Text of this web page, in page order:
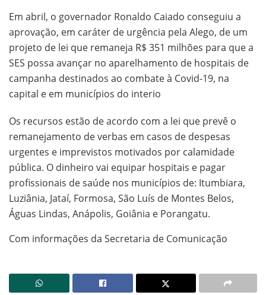
Em abril, o governador Ronaldo Caiado conseguiu a
aprovação, em caráter de urgência pela Alego, de um
projeto de lei que remaneja R$ 351 milhões para que a
SES possa avançar no aparelhamento de hospitais de
campanha destinados ao combate à Covid-19, na
capital e em municípios do interio
Os recursos estão de acordo com a lei que prevê o
remanejamento de verbas em casos de despesas
urgentes e imprevistos motivados por calamidade
pública. O dinheiro vai equipar hospitais e pagar
profissionais de saúde nos municípios de: Itumbiara,
Luziânia, Jataí, Formosa, São Luís de Montes Belos,
Águas Lindas, Anápolis, Goiânia e Porangatu.
Com informações da Secretaria de Comunicação